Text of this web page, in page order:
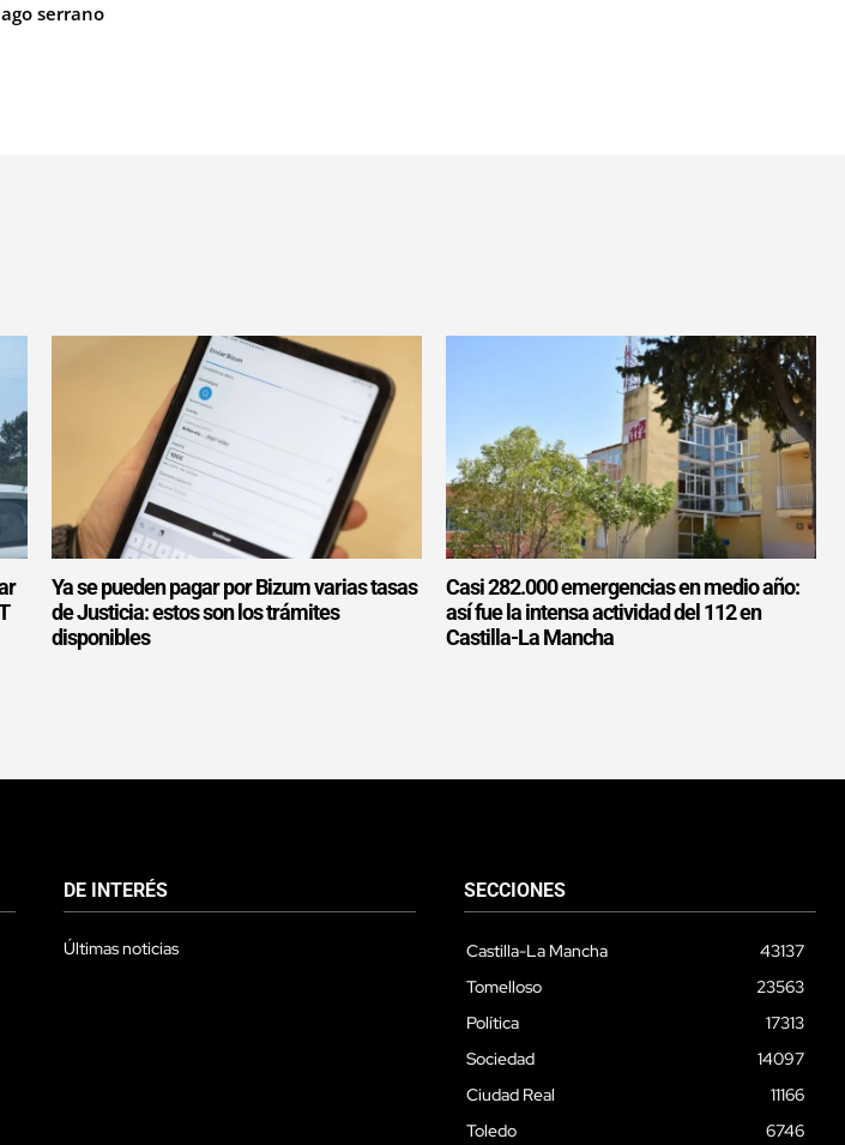
serrano
Ya se pueden pagar por Bizum varias tasas
de Justicia: estos son los trámites
disponibles
Casi 282.000 emergencias en medio año:
así fue la intensa actividad del 112 en
Castilla-La Mancha
DE INTERÉS
Últimas noticias
SECCIONES
Castilla-La Mancha
43137
Tomelloso
23563
Política
17313
Sociedad
14097
Ciudad Real
11166
Toledo
6746